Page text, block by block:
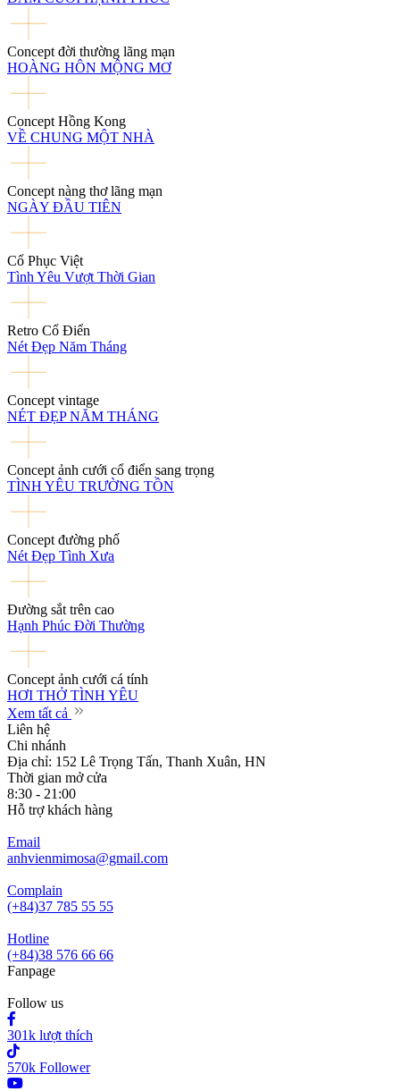
Concept đời thường lãng mạn
HOÀNG HÔN MỘNG MƠ
Concept Hồng Kong
VỀ CHUNG MỘT NHÀ
Concept nàng thơ lãng mạn
NGÀY ĐẦU TIÊN
Cổ Phục Việt
Tình Yêu Vượt Thời Gian
Retro Cổ Điển
Nét Đẹp Năm Tháng
Concept vintage
NÉT ĐẸP NĂM THÁNG
Concept ảnh cưới cổ điển sang trọng
TÌNH YÊU TRƯỜNG TỒN
Concept đường phố
Nét Đẹp Tình Xưa
Đường sắt trên cao
Hạnh Phúc Đời Thường
Concept ảnh cưới cá tính
HƠI THỞ TÌNH YÊU
Xem tất cả
Liên hệ
Chi nhánh
Địa chỉ: 152 Lê Trọng Tấn, Thanh Xuân, HN
Thời gian mở cửa
8:30 - 21:00
Hỗ trợ khách hàng
Email
anhvienmimosa@gmail.com
Complain
(+84)37 785 55 55
Hotline
(+84)38 576 66 66
Fanpage
Follow us
301k lượt thích
570k Follower